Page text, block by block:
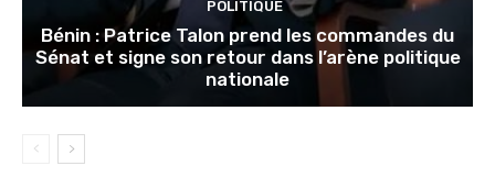
POLITIQUE
Bénin : Patrice Talon prend les commandes du
Sénat et signe son retour dans l’arène politique
nationale